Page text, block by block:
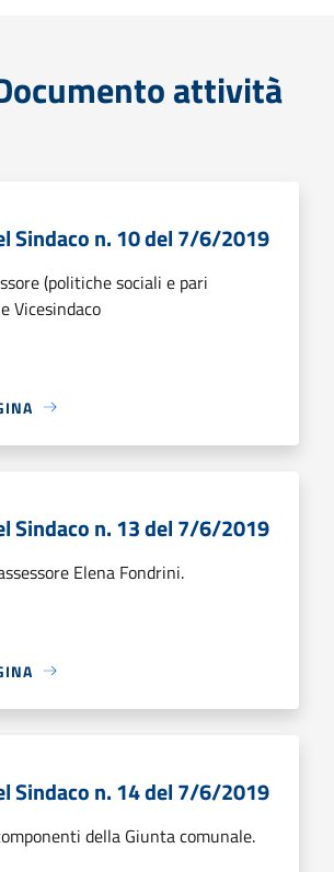
attività
Sindaco n. 10 del 7/6/2019
(politiche sociali e pari
Vicesindaco
Sindaco n. 13 del 7/6/2019
Elena Fondrini.
Sindaco n. 14 del 7/6/2019
della Giunta comunale.